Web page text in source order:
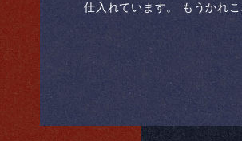
仕入れています。 もうかれ